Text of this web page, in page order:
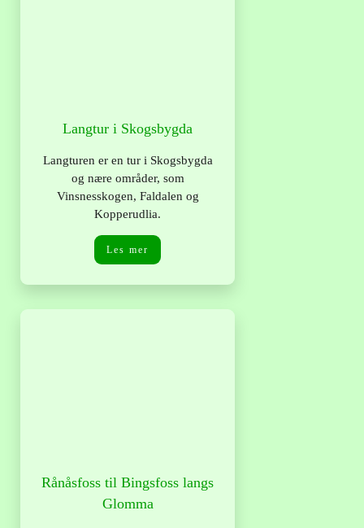
Langtur i Skogsbygda
Langturen er en tur i Skogsbygda
og nære områder, som
Vinsnesskogen, Faldalen og
Kopperudlia.
Les mer
Rånåsfoss til Bingsfoss langs
Glomma